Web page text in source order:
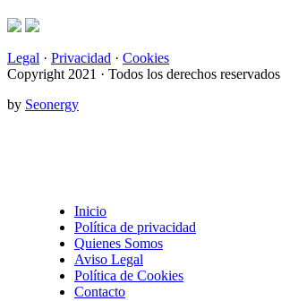
Legal · Privacidad · Cookies
Copyright 2021 · Todos los derechos reservados
by Seonergy
Inicio
Política de privacidad
Quienes Somos
Aviso Legal
Política de Cookies
Contacto